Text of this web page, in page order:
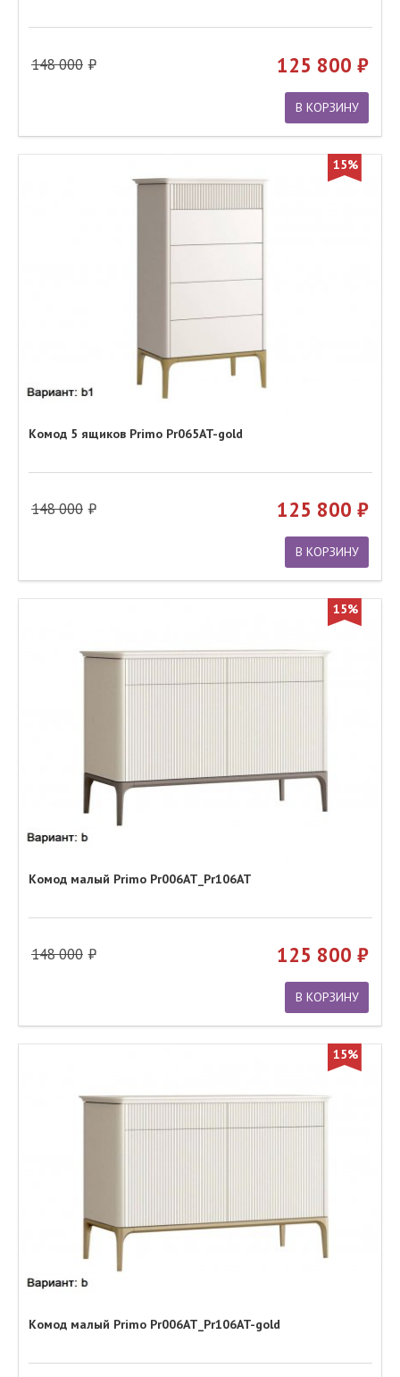
148 000 125 800
В КОРЗИНУ
15%
Комод 5 ящиков Primo Pr065AT-gold
148 000 125 800
В КОРЗИНУ
15%
Комод малый Primo Pr006AT_Pr106AT
148 000 125 800
В КОРЗИНУ
15%
Комод малый Primo Pr006AT_Pr106AT-gold